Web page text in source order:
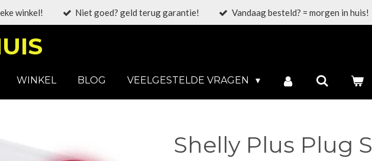
winkel! Niet goed? geld terug garantie! Vandaag besteld? = morgen in huis!
WINKEL BLOG VEELGESTELDE VRAGEN
Shelly Plus Plug S